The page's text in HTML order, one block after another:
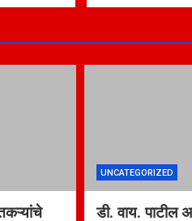
UNCATEGORIZED
डी. वाय. पाटील